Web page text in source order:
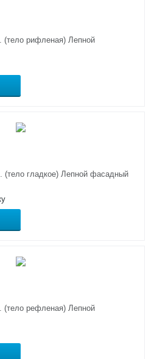
рифленая) Лепной
гладкое) Лепной фасадный
рефленая) Лепной